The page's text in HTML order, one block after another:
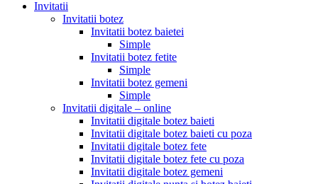
Invitatii
Invitatii botez
Invitatii botez baietei
Simple
Invitatii botez fetite
Simple
Invitatii botez gemeni
Simple
Invitatii digitale – online
Invitatii digitale botez baieti
Invitatii digitale botez baieti cu poza
Invitatii digitale botez fete
Invitatii digitale botez fete cu poza
Invitatii digitale botez gemeni